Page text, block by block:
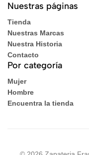
Nuestras páginas
Tienda
Nuestras Marcas
Nuestra Historia
Contacto
Por categoría
Mujer
Hombre
Encuentra la tienda